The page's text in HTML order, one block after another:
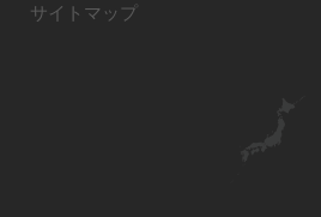
サイトマップ